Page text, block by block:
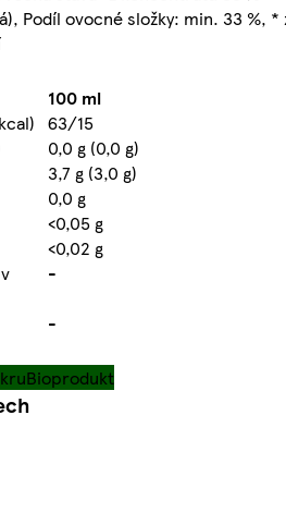
Podíl ovocné složky: min. 33 %, *
100 ml
63/15
0,0 g (0,0 g)
3,7 g (3,0 g)
0,0 g
<0,05 g
<0,02 g
-
-
Bioprodukt